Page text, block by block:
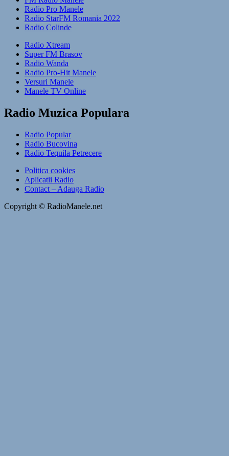
Radio Pro Manele
Radio StarFM Romania 2022
Radio Colinde
Radio Xtream
Super FM Brasov
Radio Wanda
Radio Pro-Hit Manele
Versuri Manele
Manele TV Online
Radio Muzica Populara
Radio Popular
Radio Bucovina
Radio Tequila Petrecere
Politica cookies
Aplicatii Radio
Contact – Adauga Radio
Copyright © RadioManele.net